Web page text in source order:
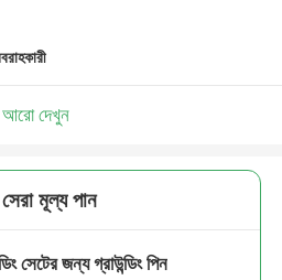
আরো দেখুন
মূল্য পান
সেটের জন্য গ্রাউন্ডিং পিন